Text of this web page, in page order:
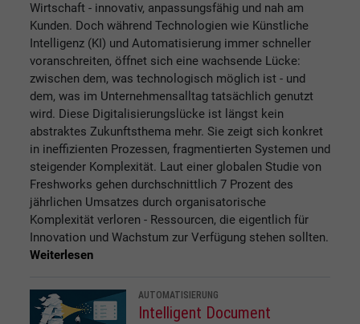
Wirtschaft - innovativ, anpassungsfähig und nah am
Kunden. Doch während Technologien wie Künstliche
Intelligenz (KI) und Automatisierung immer schneller
voranschreiten, öffnet sich eine wachsende Lücke:
zwischen dem, was technologisch möglich ist - und
dem, was im Unternehmensalltag tatsächlich genutzt
wird. Diese Digitalisierungslücke ist längst kein
abstraktes Zukunftsthema mehr. Sie zeigt sich konkret
in ineffizienten Prozessen, fragmentierten Systemen und
steigender Komplexität. Laut einer globalen Studie von
Freshworks gehen durchschnittlich 7 Prozent des
jährlichen Umsatzes durch organisatorische
Komplexität verloren - Ressourcen, die eigentlich für
Innovation und Wachstum zur Verfügung stehen sollten.
Weiterlesen
AUTOMATISIERUNG
Intelligent Document